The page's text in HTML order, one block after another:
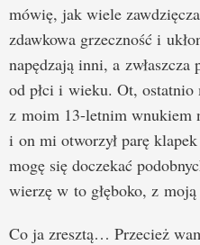
mówię, jak wiele
zdawkowa grzeczność i
napędzają inni, a
od płci i wieku. Ot, ostatnio
z moim 13-letnim wnukiem
i on mi otworzył parę
mogę się doczekać
wierzę w to głęboko, z
Co ja zresztą… Przecież